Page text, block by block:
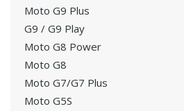
Moto G9 Plus
G9 / G9 Play
Moto G8 Power
Moto G8
Moto G7/G7 Plus
Moto G5S